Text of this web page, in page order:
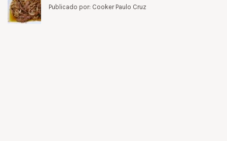
Publicado por: Cooker Paulo Cruz